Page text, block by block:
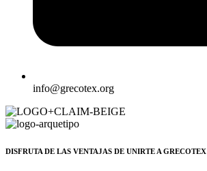
info@grecotex.org
DISFRUTA DE LAS VENTAJAS DE UNIRTE A GRECOTEX